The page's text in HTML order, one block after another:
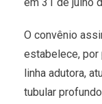
O convênio
estabelece, por
linha adutora,
tubular